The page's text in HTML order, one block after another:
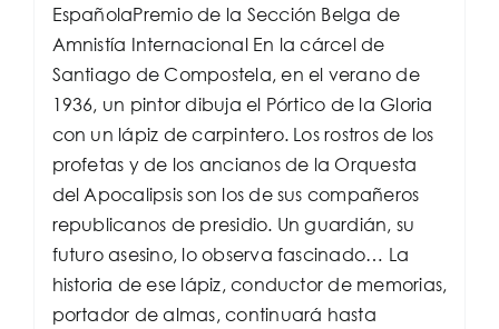
EspañolaPremio de la Sección Belga de
Amnistía Internacional En la cárcel de
Santiago de Compostela, en el verano de
1936, un pintor dibuja el Pórtico de la Gloria
con un lápiz de carpintero. Los rostros de los
profetas y de los ancianos de la Orquesta
del Apocalipsis son los de sus compañeros
republicanos de presidio. Un guardián, su
futuro asesino, lo observa fascinado… La
historia de ese lápiz, conductor de memorias,
portador de almas, continuará hasta